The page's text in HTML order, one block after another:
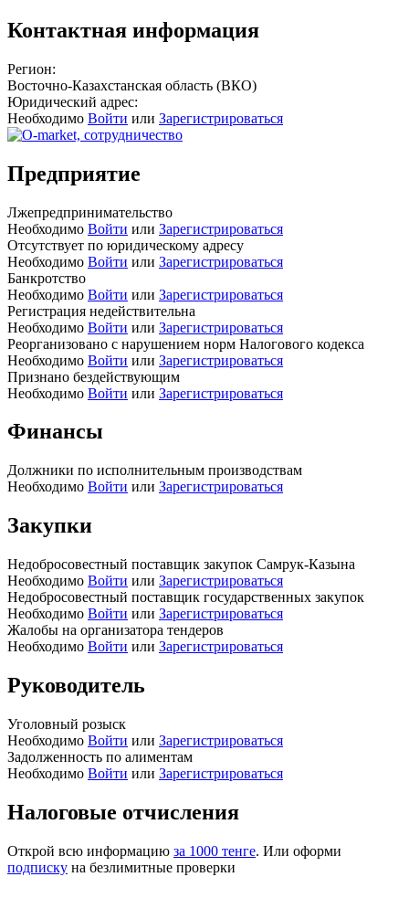
Контактная информация
Регион:
Восточно-Казахстанская область (ВКО)
Юридический адрес:
Необходимо Войти или Зарегистрироваться
Предприятие
Лжепредпринимательство
Необходимо Войти или Зарегистрироваться
Отсутствует по юридическому адресу
Необходимо Войти или Зарегистрироваться
Банкротство
Необходимо Войти или Зарегистрироваться
Регистрация недействительна
Необходимо Войти или Зарегистрироваться
Реорганизовано с нарушением норм Налогового кодекса
Необходимо Войти или Зарегистрироваться
Признано бездействующим
Необходимо Войти или Зарегистрироваться
Финансы
Должники по исполнительным производствам
Необходимо Войти или Зарегистрироваться
Закупки
Недобросовестный поставщик закупок Самрук-Казына
Необходимо Войти или Зарегистрироваться
Недобросовестный поставщик государственных закупок
Необходимо Войти или Зарегистрироваться
Жалобы на организатора тендеров
Необходимо Войти или Зарегистрироваться
Руководитель
Уголовный розыск
Необходимо Войти или Зарегистрироваться
Задолженность по алиментам
Необходимо Войти или Зарегистрироваться
Налоговые отчисления
Открой всю информацию за 1000 тенге. Или оформи
подписку на безлимитные проверки